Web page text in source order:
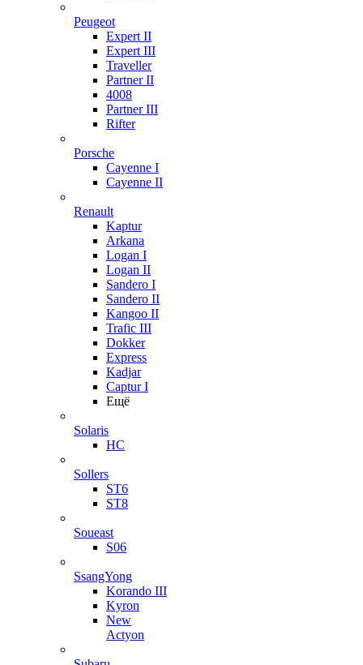
Peugeot
Expert II
Expert III
Traveller
Partner II
4008
Partner III
Rifter
Porsche
Cayenne I
Cayenne II
Renault
Kaptur
Arkana
Logan I
Logan II
Sandero I
Sandero II
Kangoo II
Trafic III
Dokker
Express
Kadjar
Captur I
Ещё
Solaris
HC
Sollers
ST6
ST8
Soueast
S06
SsangYong
Korando III
Kyron
New
Actyon